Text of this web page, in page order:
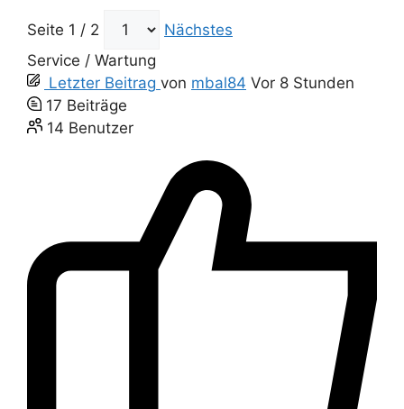
Seite 1 / 2
Nächstes
Service / Wartung
Letzter Beitrag von mbal84 Vor 8 Stunden
17 Beiträge
14 Benutzer